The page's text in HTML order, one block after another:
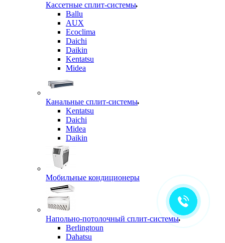
Кассетные сплит-системы
Ballu
AUX
Ecoclima
Daichi
Daikin
Kentatsu
Midea
Канальные сплит-системы
Kentatsu
Daichi
Midea
Daikin
Мобильные кондиционеры
Напольно-потолочный сплит-системы
Berlingtoun
Dahatsu